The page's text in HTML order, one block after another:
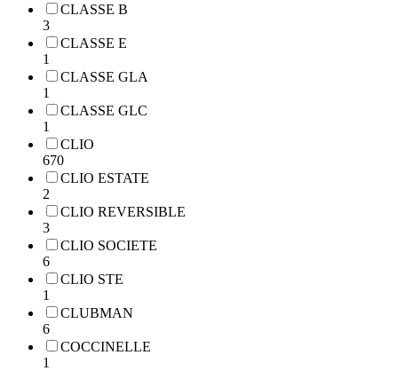
CLASSE B
3
CLASSE E
1
CLASSE GLA
1
CLASSE GLC
1
CLIO
670
CLIO ESTATE
2
CLIO REVERSIBLE
3
CLIO SOCIETE
6
CLIO STE
1
CLUBMAN
6
COCCINELLE
1